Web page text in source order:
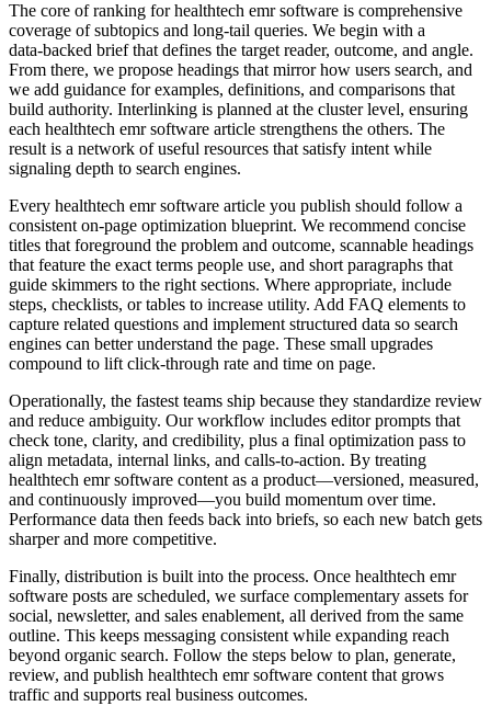
The core of ranking for healthtech emr software is comprehensive
coverage of subtopics and long‑tail queries. We begin with a
data‑backed brief that defines the target reader, outcome, and angle.
From there, we propose headings that mirror how users search, and
we add guidance for examples, definitions, and comparisons that
build authority. Interlinking is planned at the cluster level, ensuring
each healthtech emr software article strengthens the others. The
result is a network of useful resources that satisfy intent while
signaling depth to search engines.
Every healthtech emr software article you publish should follow a
consistent on‑page optimization blueprint. We recommend concise
titles that foreground the problem and outcome, scannable headings
that feature the exact terms people use, and short paragraphs that
guide skimmers to the right sections. Where appropriate, include
steps, checklists, or tables to increase utility. Add FAQ elements to
capture related questions and implement structured data so search
engines can better understand the page. These small upgrades
compound to lift click‑through rate and time on page.
Operationally, the fastest teams ship because they standardize review
and reduce ambiguity. Our workflow includes editor prompts that
check tone, clarity, and credibility, plus a final optimization pass to
align metadata, internal links, and calls‑to‑action. By treating
healthtech emr software content as a product—versioned, measured,
and continuously improved—you build momentum over time.
Performance data then feeds back into briefs, so each new batch gets
sharper and more competitive.
Finally, distribution is built into the process. Once healthtech emr
software posts are scheduled, we surface complementary assets for
social, newsletter, and sales enablement, all derived from the same
outline. This keeps messaging consistent while expanding reach
beyond organic search. Follow the steps below to plan, generate,
review, and publish healthtech emr software content that grows
traffic and supports real business outcomes.